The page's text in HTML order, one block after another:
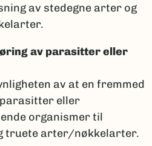
av stedegne arter og
av parasitter eller
av at en fremmed
eller
organismer til
truete arter/nøkkelarter.